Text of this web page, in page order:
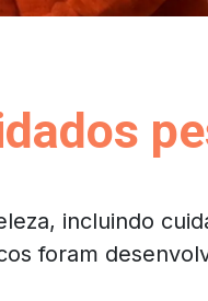
incluindo
foram